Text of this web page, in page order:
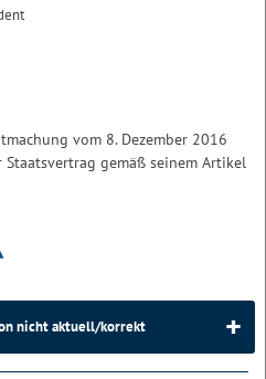
vom 8. Dezember 2016
Staatsvertrag gemäß seinem Artikel
nicht aktuell/korrekt